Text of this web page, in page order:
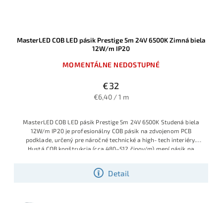
MasterLED COB LED pásik Prestige 5m 24V 6500K Zimná biela
12W/m IP20
MOMENTÁLNE NEDOSTUPNÉ
€32
€6,40 / 1 m
Detail
MasterLED COB LED pásik Prestige 5m 24V 6500K Studená biela
12W/m IP20 je profesionálny COB pásik na zdvojenom PCB
podklade, určený pre náročné technické a high‑tech interiéry.
Hustá COB konštrukcia (cca 480–512 čipov/m) mení pásik na
zvýrazňuje detaily a pri výkone 12W/m poskytuje veľmi intenzívne
osvetlenie vhodné aj ako hlavný zdroj svetla v líniových svietidlách.